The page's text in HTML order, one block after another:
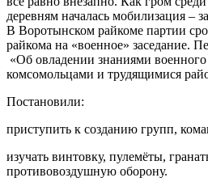
деревням началась мобилизация –
В Воротынском райкоме партии
райкома на «военное» заседание.
«Об овладении знаниями
комсомольцами и трудящимися
Постановили:
приступить к созданию групп,
изучать винтовку, пулемёты,
противовоздушную оборону.